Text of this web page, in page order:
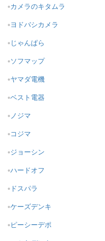
カメラのキタムラ
ヨドバシカメラ
じゃんぱら
ソフマップ
ヤマダ電機
ベスト電器
ノジマ
コジマ
ジョーシン
ハードオフ
ドスパラ
ケーズデンキ
ピーシーデポ